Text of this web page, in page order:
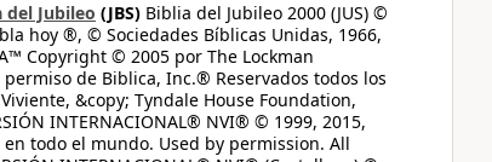
del Jubileo (JBS) Biblia del Jubileo 2000 (JUS) ©
hoy ®, © Sociedades Bíblicas Unidas, 1966,
Copyright © 2005 por The Lockman
de Biblica, Inc.® Reservados todos los
&copy; Tyndale House Foundation,
INTERNACIONAL® NVI® © 1999, 2015,
todo el mundo. Used by permission. All